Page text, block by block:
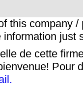
this company
information just
de cette
Pour